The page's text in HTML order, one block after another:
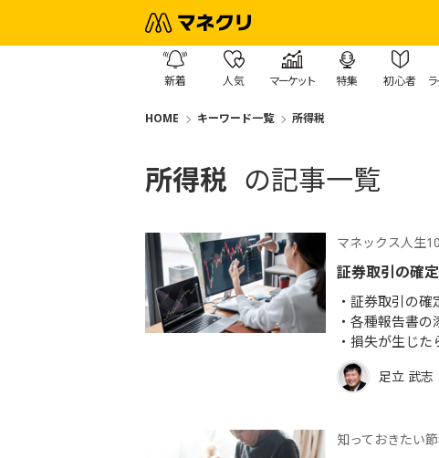
新着 人気 マーケット 特集 初心者
HOME キーワード一覧 所得税
所得税 の記事一覧
マネックス人生
証券取引の確
証券取引の確
各種報告書の
損失が生じた
足立 武志
知っておきたい